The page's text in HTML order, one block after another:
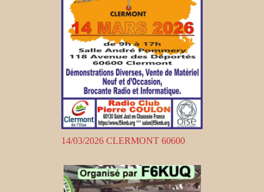
14/03/2026 CLERMONT 60600